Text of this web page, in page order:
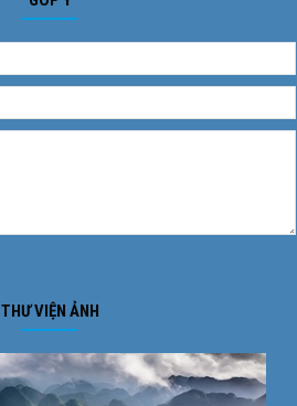
THƯ VIỆN ẢNH